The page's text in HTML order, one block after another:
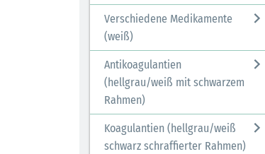
Verschiedene Medikamente
(weiß)
Antikoagulantien
(hellgrau/weiß mit schwarzem
Rahmen)
Koagulantien (hellgrau/weiß
schwarz schraffierter Rahmen)